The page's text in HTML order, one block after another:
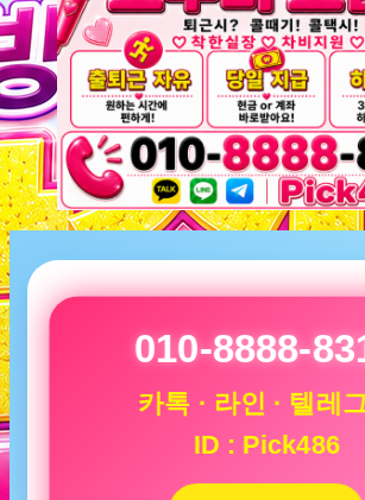
010-8888-
카톡 · 라인 · 텔레
ID : Pick486